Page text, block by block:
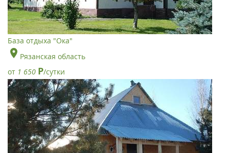
База отдыха "Ока"
Рязанская область
от 1 650 Р/сутки